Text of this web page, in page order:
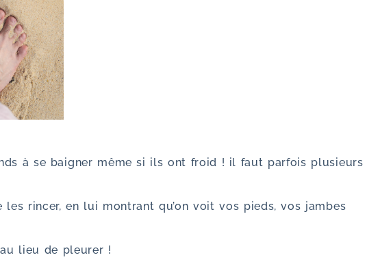
à se baigner même si ils ont froid ! il faut parfois plusieurs
rincer, en lui montrant qu’on voit vos pieds, vos jambes
lieu de pleurer !